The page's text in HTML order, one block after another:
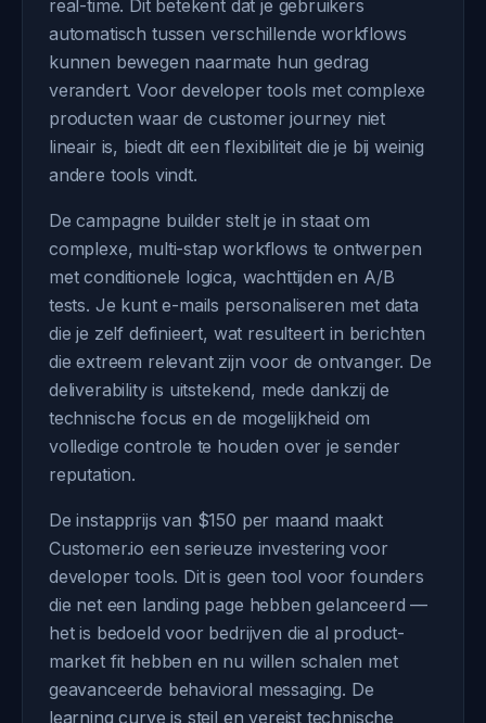
real-time. Dit betekent dat je gebruikers
automatisch tussen verschillende workflows
kunnen bewegen naarmate hun gedrag
verandert. Voor developer tools met complexe
producten waar de customer journey niet
lineair is, biedt dit een flexibiliteit die je bij weinig
andere tools vindt.
De campagne builder stelt je in staat om
complexe, multi-stap workflows te ontwerpen
met conditionele logica, wachttijden en A/B
tests. Je kunt e-mails personaliseren met data
die je zelf definieert, wat resulteert in berichten
die extreem relevant zijn voor de ontvanger. De
deliverability is uitstekend, mede dankzij de
technische focus en de mogelijkheid om
volledige controle te houden over je sender
reputation.
De instapprijs van $150 per maand maakt
Customer.io een serieuze investering voor
developer tools. Dit is geen tool voor founders
die net een landing page hebben gelanceerd —
het is bedoeld voor bedrijven die al product-
market fit hebben en nu willen schalen met
geavanceerde behavioral messaging. De
learning curve is steil en vereist technische